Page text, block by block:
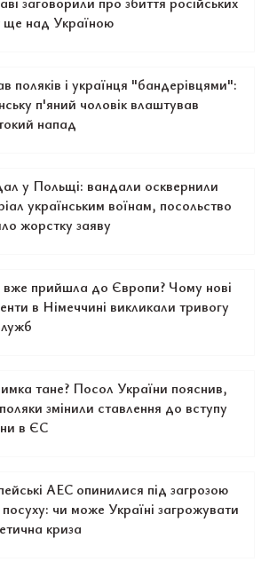
ще над Україною
поляків і українця "бандерівцями":
п'яний чоловік влаштував
напад
у Польщі: вандали осквернили
українським воїнам, посольство
жорстку заяву
вже прийшла до Європи? Чому нові
в Німеччині викликали тривогу
тане? Посол України пояснив,
змінили ставлення до вступу
в ЄС
АЕС опинилися під загрозою
посуху: чи може Україні загрожувати
криза